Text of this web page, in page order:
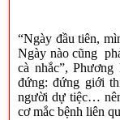
“Ngày đầu tiên,
Ngày nào cũng
cà nhắc”,
đứng: đứng giới
người dự tiệc…
cơ mắc bệnh liên